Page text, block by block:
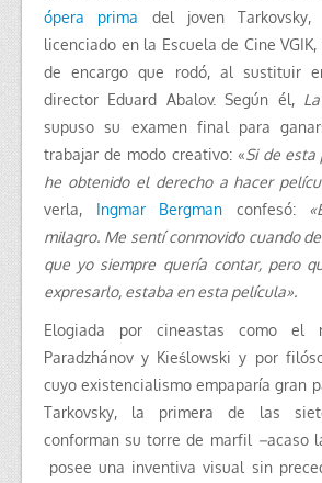
ópera prima del joven Tarkovsky,
licenciado en la Escuela de Cine
de encargo que rodó, al sustituir
director Eduard Abalov. Según él,
supuso su examen final para
trabajar de modo creativo: «Si de esta
he obtenido el derecho a hacer
verla, Ingmar Bergman confesó:
milagro. Me sentí conmovido cuando
que yo siempre quería contar, pero
expresarlo, estaba en esta película».
Elogiada por cineastas como el
Paradzhánov y Kieślowski y por
cuyo existencialismo empaparía gran
Tarkovsky, la primera de las
conforman su torre de marfil –acaso
posee una inventiva visual sin